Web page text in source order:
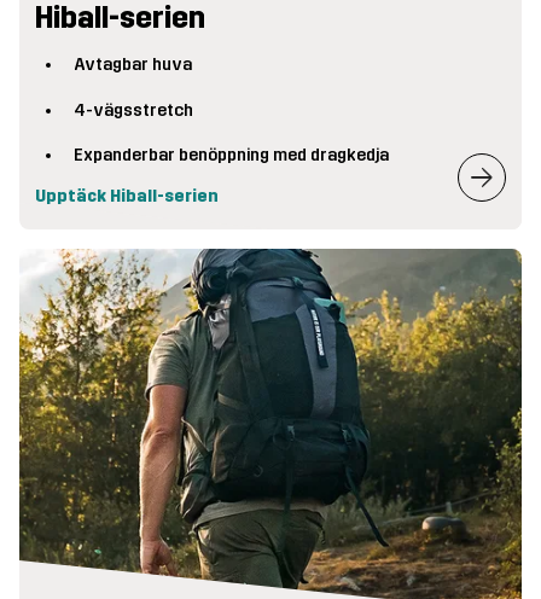
Hiball-serien
Avtagbar huva
4-vägsstretch
Expanderbar benöppning med dragkedja
Upptäck Hiball-serien